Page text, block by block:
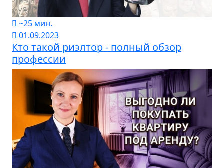
~25 мин.
01.09.2023
Кто такой риэлтор - полный обзор
профессии